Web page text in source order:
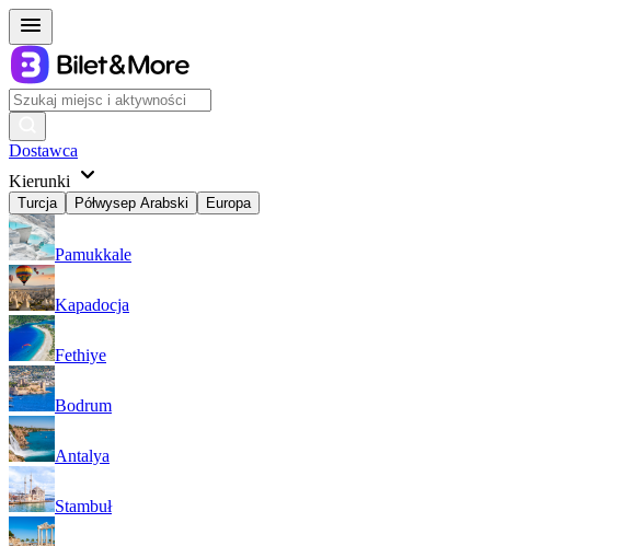
Dostawca
Kierunki
Turcja Półwysep Arabski Europa
Pamukkale
Kapadocja
Fethiye
Bodrum
Antalya
Stambuł